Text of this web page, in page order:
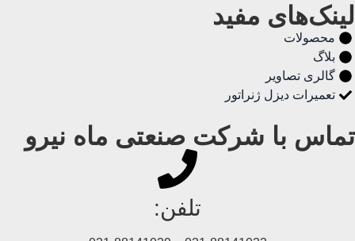
لینک‌های مفید
محصولات
بلاگ
گالری تصاویر
تعمیرات دیزل ژنراتور
تماس با شرکت صنعتی ماه نیرو
تلفن: